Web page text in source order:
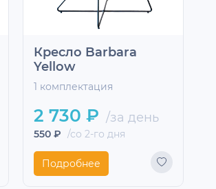
Кресло Barbara
Yellow
1 комплектация
2 730 ₽ /за день
550 ₽ /со 2-го дня
Подробнее